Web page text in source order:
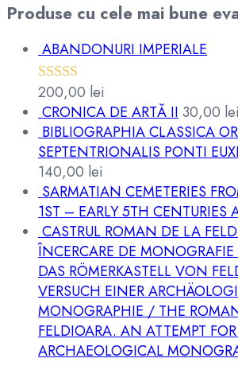
Produse cu cele mai bune
ABANDONURI IMPERIALE
Evaluat la
5.00din 5
200,00 lei
CRONICA DE ARTĂ II30,00 lei
BIBLIOGRAPHIA CLASSICA
SEPTENTRIONALIS PONTI
140,00 lei
SARMATIAN CEMETERIES
1ST – EARLY 5TH CENTURIES
CASTRUL ROMAN DE LA
ÎNCERCARE DE
DAS RÖMERKASTELL VON
VERSUCH EINER
MONOGRAPHIE / THE
FELDIOARA. AN ATTEMPT
ARCHAEOLOGICAL